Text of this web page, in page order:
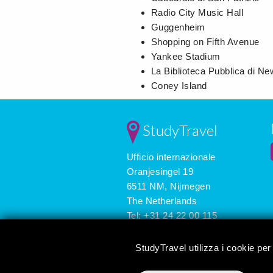
Radio City Music Hall
Guggenheim
Shopping on Fifth Avenue
Yankee Stadium
La Biblioteca Pubblica di
Coney Island
StudyTravel utilizza i cookie
StudyTravel
Ufficio internazionale
Oranjesingel 19
6511 NM, Nijmegen
The Netherlands
Tel: +31 24 22 00 115
3626 reviews